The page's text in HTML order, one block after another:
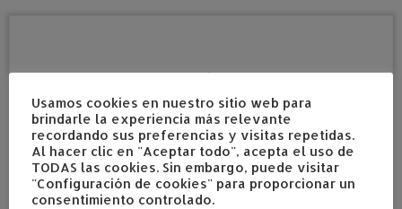
Usamos cookies en nuestro sitio web para
brindarle la experiencia más relevante
recordando sus preferencias y visitas repetidas.
Al hacer clic en "Aceptar todo", acepta el uso de
TODAS las cookies. Sin embargo, puede visitar
"Configuración de cookies" para proporcionar un
consentimiento controlado.